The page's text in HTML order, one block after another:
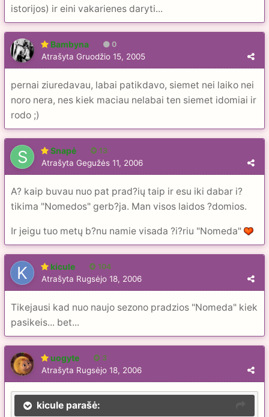
istorijos) ir eini vakarienes daryti...
Bambyna 0
Atrašyta Gruodžio 15, 2005
pernai ziuredavau, labai patikdavo, siemet nei laiko nei
noro nera, nes kiek maciau nelabai ten siemet idomiai ir
rodo ;)
Snapė 13
Atrašyta Gegužės 11, 2006
A? kaip buvau nuo pat prad?ių taip ir esu iki dabar i?
tikima "Nomedos" gerb?ja. Man visos laidos ?domios.
Ir jeigu tuo metų b?nu namie visada ?i?riu "Nomeda"
kicule 104
Atrašyta Rugsėjo 18, 2006
Tikejausi kad nuo naujo sezono pradzios "Nomeda" kiek
pasikeis... bet...
uogyte 3
Atrašyta Rugsėjo 18, 2006
kicule parašė: